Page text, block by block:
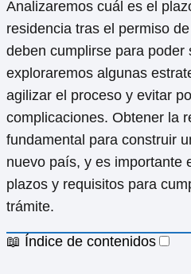
Analizaremos cuál es el
residencia tras el permiso
deben cumplirse para poder
exploraremos algunas
agilizar el proceso y evitar
complicaciones. Obtener la
fundamental para construir
nuevo país, y es importante
plazos y requisitos para
trámite.
📖 Índice de contenidos